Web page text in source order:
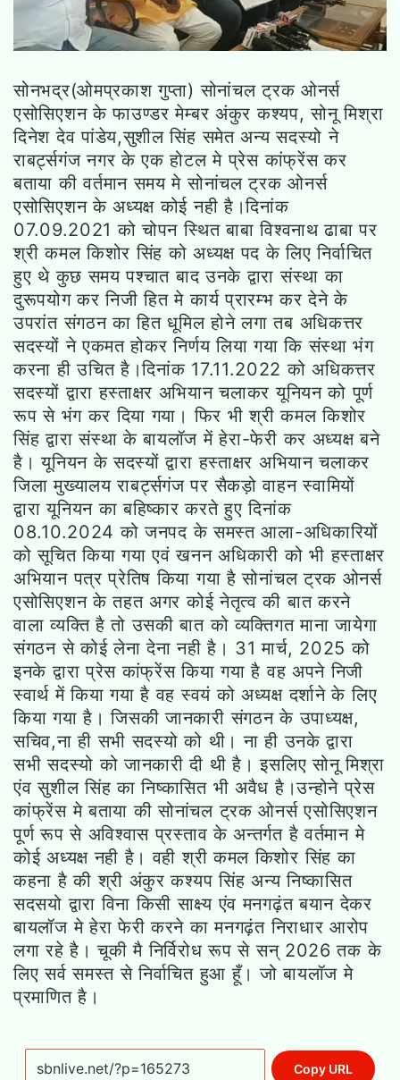
सोनभद्र(ओमप्रकाश गुप्ता) सोनांचल ट्रक ओनर्स
एसोसिएशन के फाउण्डर मेम्बर अंकुर कश्यप, सोनू मिश्रा
दिनेश देव पांडेय,सुशील सिंह समेत अन्य सदस्यो ने
राबर्ट्सगंज नगर के एक होटल मे प्रेस कांफ्रेंस कर
बताया की वर्तमान समय मे सोनांचल ट्रक ओनर्स
एसोसिएशन के अध्यक्ष कोई नही है।दिनांक
07.09.2021 को चोपन स्थित बाबा विश्वनाथ ढाबा पर
श्री कमल किशोर सिंह को अध्यक्ष पद के लिए निर्वाचित
हुए थे कुछ समय पश्चात बाद उनके द्वारा संस्था का
दुरूपयोग कर निजी हित मे कार्य प्रारम्भ कर देने के
उपरांत संगठन का हित धूमिल होने लगा तब अधिकत्तर
सदस्यों ने एकमत होकर निर्णय लिया गया कि संस्था भंग
करना ही उचित है।दिनांक 17.11.2022 को अधिकत्तर
सदस्यों द्वारा हस्ताक्षर अभियान चलाकर यूनियन को पूर्ण
रूप से भंग कर दिया गया। फिर भी श्री कमल किशोर
सिंह द्वारा संस्था के बायलॉज में हेरा-फेरी कर अध्यक्ष बने
है। यूनियन के सदस्यों द्वारा हस्ताक्षर अभियान चलाकर
जिला मुख्यालय राबर्ट्सगंज पर सैकड़ो वाहन स्वामियों
द्वारा यूनियन का बहिष्कार करते हुए दिनांक
08.10.2024 को जनपद के समस्त आला-अधिकारियों
को सूचित किया गया एवं खनन अधिकारी को भी हस्ताक्षर
अभियान पत्र प्रेतिष किया गया है सोनांचल ट्रक ओनर्स
एसोसिएशन के तहत अगर कोई नेतृत्व की बात करने
वाला व्यक्ति है तो उसकी बात को व्यक्तिगत माना जायेगा
संगठन से कोई लेना देना नही है। 31 मार्च, 2025 को
इनके द्वारा प्रेस कांफ्रेंस किया गया है वह अपने निजी
स्वार्थ में किया गया है वह स्वयं को अध्यक्ष दर्शाने के लिए
किया गया है। जिसकी जानकारी संगठन के उपाध्यक्ष,
सचिव,ना ही सभी सदस्यो को थी। ना ही उनके द्वारा
सभी सदस्यो को जानकारी दी थी है। इसलिए सोनू मिश्रा
एंव सुशील सिंह का निष्कासित भी अवैध है।उन्होने प्रेस
कांफ्रेंस मे बताया की सोनांचल ट्रक ओनर्स एसोसिएशन
पूर्ण रूप से अविश्वास प्रस्ताव के अन्तर्गत है वर्तमान मे
कोई अध्यक्ष नही है। वही श्री कमल किशोर सिंह का
कहना है की श्री अंकुर कश्यप सिंह अन्य निष्कासित
सदसयो द्वारा विना किसी साक्ष्य एंव मनगढ़ंत बयान देकर
बायलॉज मे हेरा फेरी करने का मनगढ़ंत निराधार आरोप
लगा रहे है। चूकी मै निर्विरोध रूप से सन् 2026 तक के
लिए सर्व समस्त से निर्वाचित हुआ हूँ। जो बायलॉज मे
प्रमाणित है।
Copy URL